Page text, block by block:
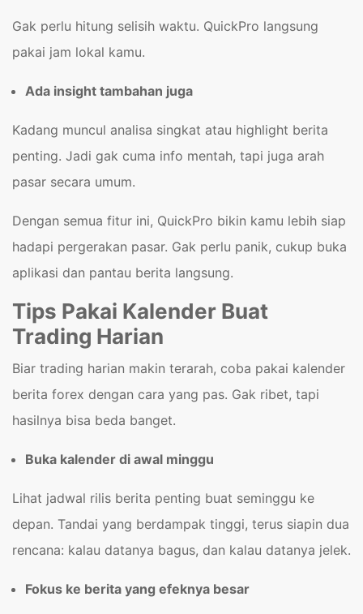
Gak perlu hitung selisih waktu. QuickPro langsung
pakai jam lokal kamu.
Ada insight tambahan juga
Kadang muncul analisa singkat atau highlight berita
penting. Jadi gak cuma info mentah, tapi juga arah
pasar secara umum.
Dengan semua fitur ini, QuickPro bikin kamu lebih siap
hadapi pergerakan pasar. Gak perlu panik, cukup buka
aplikasi dan pantau berita langsung.
Tips Pakai Kalender Buat
Trading Harian
Biar trading harian makin terarah, coba pakai kalender
berita forex dengan cara yang pas. Gak ribet, tapi
hasilnya bisa beda banget.
Buka kalender di awal minggu
Lihat jadwal rilis berita penting buat seminggu ke
depan. Tandai yang berdampak tinggi, terus siapin dua
rencana: kalau datanya bagus, dan kalau datanya jelek.
Fokus ke berita yang efeknya besar